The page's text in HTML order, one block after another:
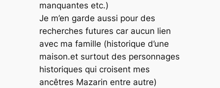
manquantes etc.)
Je m’en garde aussi pour des
recherches futures car aucun lien
avec ma famille (historique d’une
maison.et surtout des personnages
historiques qui croisent mes
ancêtres Mazarin entre autre)